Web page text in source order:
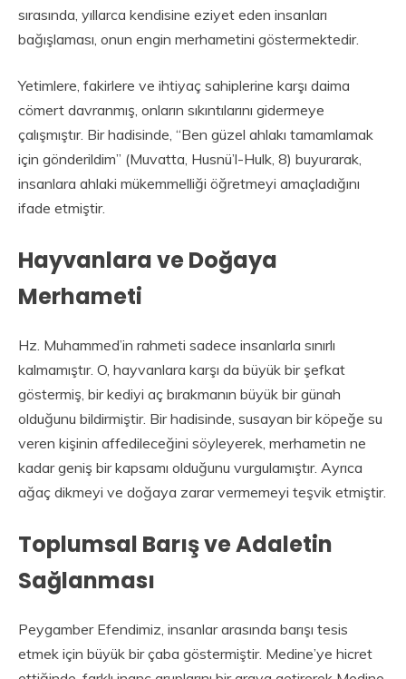
sırasında, yıllarca kendisine eziyet eden insanları
bağışlaması, onun engin merhametini göstermektedir.
Yetimlere, fakirlere ve ihtiyaç sahiplerine karşı daima
cömert davranmış, onların sıkıntılarını gidermeye
çalışmıştır. Bir hadisinde, “Ben güzel ahlakı tamamlamak
için gönderildim” (Muvatta, Husnü’l-Hulk, 8) buyurarak,
insanlara ahlaki mükemmelliği öğretmeyi amaçladığını
ifade etmiştir.
Hayvanlara ve Doğaya
Merhameti
Hz. Muhammed’in rahmeti sadece insanlarla sınırlı
kalmamıştır. O, hayvanlara karşı da büyük bir şefkat
göstermiş, bir kediyi aç bırakmanın büyük bir günah
olduğunu bildirmiştir. Bir hadisinde, susayan bir köpeğe su
veren kişinin affedileceğini söyleyerek, merhametin ne
kadar geniş bir kapsamı olduğunu vurgulamıştır. Ayrıca
ağaç dikmeyi ve doğaya zarar vermemeyi teşvik etmiştir.
Toplumsal Barış ve Adaletin
Sağlanması
Peygamber Efendimiz, insanlar arasında barışı tesis
etmek için büyük bir çaba göstermiştir. Medine’ye hicret